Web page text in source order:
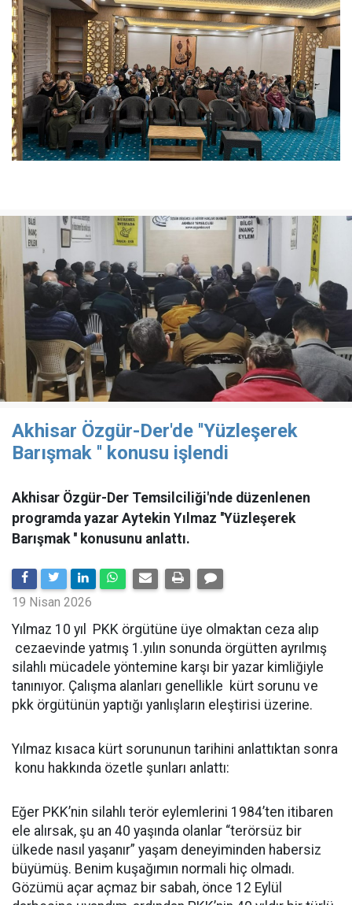
Akhisar Özgür-Der'de ''Yüzleşerek
Barışmak '' konusu işlendi
Akhisar Özgür-Der Temsilciliği'nde düzenlenen
programda yazar Aytekin Yılmaz ''Yüzleşerek
Barışmak '' konusunu anlattı.
19 Nisan 2026
Yılmaz 10 yıl PKK örgütüne üye olmaktan ceza alıp
cezaevinde yatmış 1.yılın sonunda örgütten ayrılmış
silahlı mücadele yöntemine karşı bir yazar kimliğiyle
tanınıyor. Çalışma alanları genellikle kürt sorunu ve
pkk örgütünün yaptığı yanlışların eleştirisi üzerine.
Yılmaz kısaca kürt sorununun tarihini anlattıktan sonra
konu hakkında özetle şunları anlattı:
Eğer PKK’nin silahlı terör eylemlerini 1984’ten itibaren
ele alırsak, şu an 40 yaşında olanlar “terörsüz bir
ülkede nasıl yaşanır” yaşam deneyiminden habersiz
büyümüş. Benim kuşağımın normali hiç olmadı.
Gözümü açar açmaz bir sabah, önce 12 Eylül